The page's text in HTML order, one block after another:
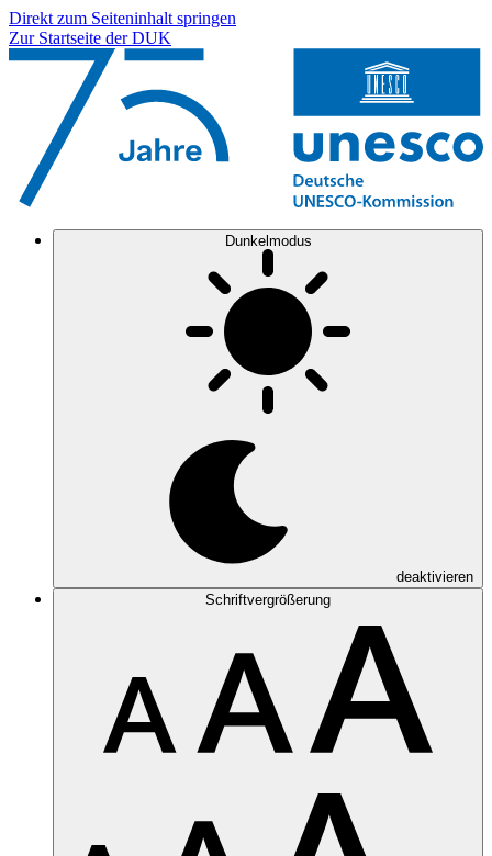
Direkt zum Seiteninhalt springen
Zur Startseite der DUK
Dunkelmodus
deaktivieren
Schriftvergrößerung